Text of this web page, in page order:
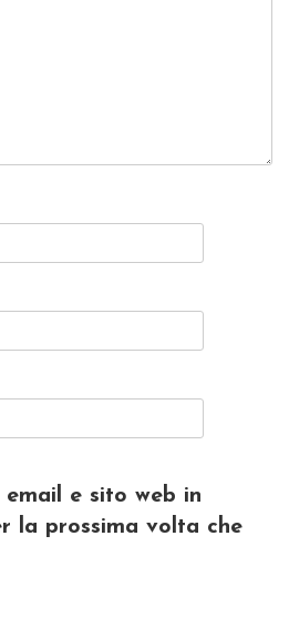
e sito web in
la prossima volta che